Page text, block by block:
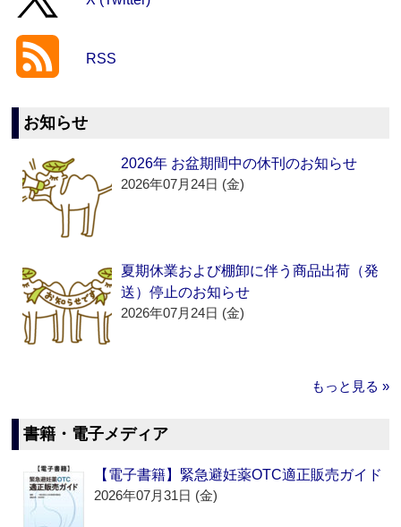
RSS
お知らせ
2026年 お盆期間中の休刊のお知らせ
2026年07月24日 (金)
夏期休業および棚卸に伴う商品出荷（発
送）停止のお知らせ
2026年07月24日 (金)
もっと見る »
書籍・電子メディア
【電子書籍】緊急避妊薬OTC適正販売ガイド
2026年07月31日 (金)